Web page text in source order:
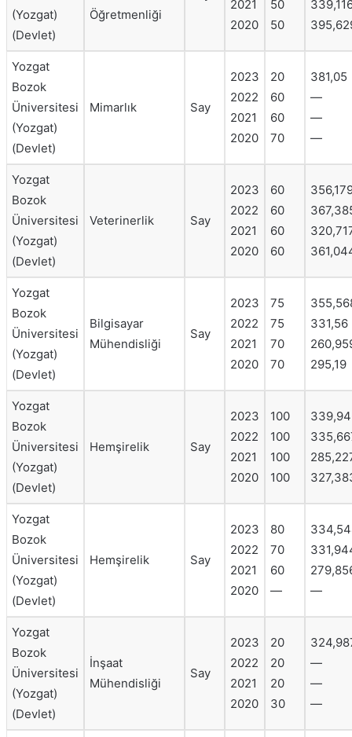
(Yozgat)
(Devlet)
Öğretmenliği
2021
2020
50
50
Yozgat
Bozok
Üniversitesi
(Yozgat)
(Devlet)
Mimarlık Say
2023
2022
2021
2020
20
60
60
70
381,05
—
—
—
Yozgat
Bozok
Üniversitesi
(Yozgat)
(Devlet)
Veterinerlik Say
2023
2022
2021
2020
60
60
60
60
Yozgat
Bozok
Üniversitesi
(Yozgat)
(Devlet)
Bilgisayar
Mühendisliği
Say
2023
2022
2021
2020
75
75
70
70
331,56
295,19
Yozgat
Bozok
Üniversitesi
(Yozgat)
(Devlet)
Hemşirelik Say
2023
2022
2021
2020
100
100
100
100
Yozgat
Bozok
Üniversitesi
(Yozgat)
(Devlet)
Hemşirelik Say
2023
2022
2021
2020
80
70
60
—
—
Yozgat
Bozok
Üniversitesi
(Yozgat)
(Devlet)
İnşaat
Mühendisliği
Say
2023
2022
2021
2020
20
20
20
30
—
—
—